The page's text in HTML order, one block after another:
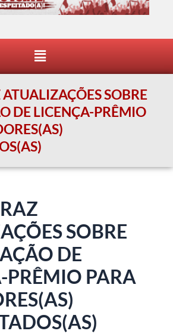
Menu
SOBRE
DE LICENÇA-PRÊMIO
SOBRE
DE
PRÊMIO PARA